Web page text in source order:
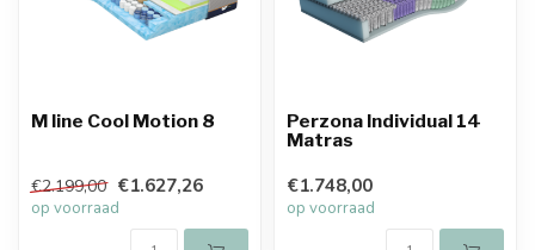
M line Cool Motion 8
€2.199,00 €1.627,26
op voorraad
Perzona Individual 14
Matras
€1.748,00
op voorraad